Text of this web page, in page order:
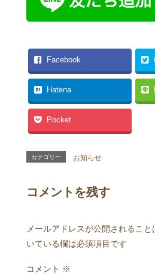
Facebook
Hatena
Pocket
カテゴリー お知らせ
コメントを残す
メールアドレスが公開されること
いている欄は必須項目です
コメント ※